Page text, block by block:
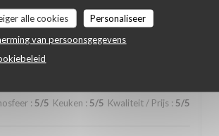
alle cookies
Personaliseer
van persoonsgegevens
:4/5 Keuken:4/5 Kwaliteit / Prijs
: 5/5 Keuken : 5/5 Kwaliteit / Prijs : 5/5